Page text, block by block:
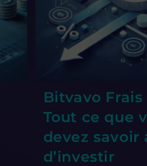
Bitvavo Frais
Tout ce que
devez savoir
d’investir